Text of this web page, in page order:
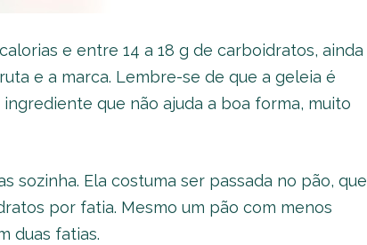
e entre 14 a 18 g de carboidratos, ainda
e a marca. Lembre-se de que a geleia é
que não ajuda a boa forma, muito
sozinha. Ela costuma ser passada no pão, que
por fatia. Mesmo um pão com menos
duas fatias.